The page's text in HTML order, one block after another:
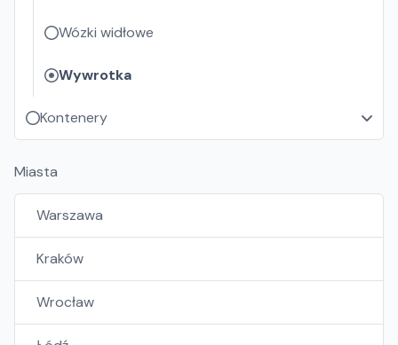
Wózki widłowe
Wywrotka
Kontenery
Miasta
Warszawa
Kraków
Wrocław